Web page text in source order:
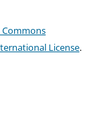
Commons
License.